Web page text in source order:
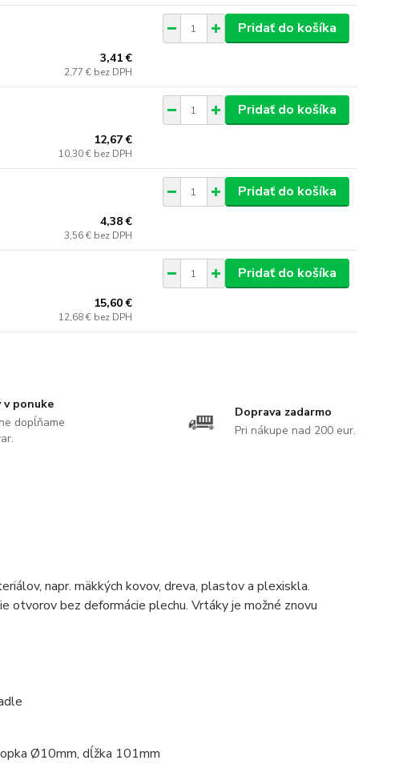
3,41 €
2,77 € bez DPH
Pridať do košíka
12,67 €
10,30 € bez DPH
Pridať do košíka
4,38 €
3,56 € bez DPH
Pridať do košíka
15,60 €
12,68 € bez DPH
Pridať do košíka
v ponuke
dopĺňame
Doprava zadarmo
Pri nákupe nad 200 eur.
napr. mäkkých kovov, dreva, plastov a plexiskla.
otvorov bez deformácie plechu. Vrtáky je možné znovu
Ø10mm, dĺžka 101mm